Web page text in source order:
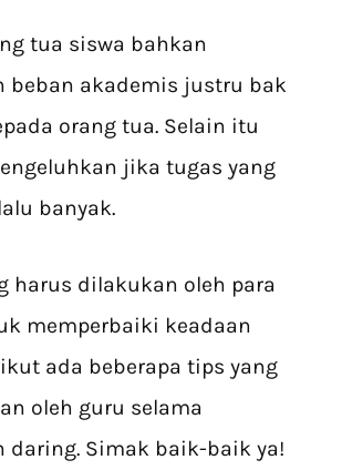
tua siswa bahkan
beban akademis justru bak
orang tua. Selain itu
jika tugas yang
banyak.
harus dilakukan oleh para
memperbaiki keadaan
ada beberapa tips yang
oleh guru selama
daring. Simak baik-baik ya!